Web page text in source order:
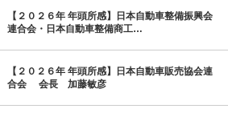
【２０２６年 年頭所感】日本自動車整備振興会
連合会・日本自動車整備商工…
【２０２６年 年頭所感】日本自動車販売協会連
合会 会長 加藤敏彦